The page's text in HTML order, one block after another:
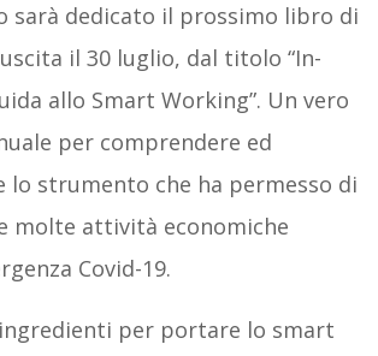
sarà dedicato il prossimo libro di
il 30 luglio, dal titolo “In-
allo Smart Working”. Un vero
per comprendere ed
lo strumento che ha permesso di
molte attività economiche
Covid-19.
per portare lo smart